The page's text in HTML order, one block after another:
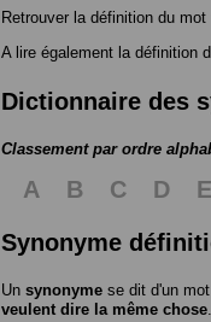
Retrouver la définition du mot
A lire également la définition
Dictionnaire des
Classement par ordre
A B C D E
Synonyme
Un synonyme se dit d'un
veulent dire la même chose